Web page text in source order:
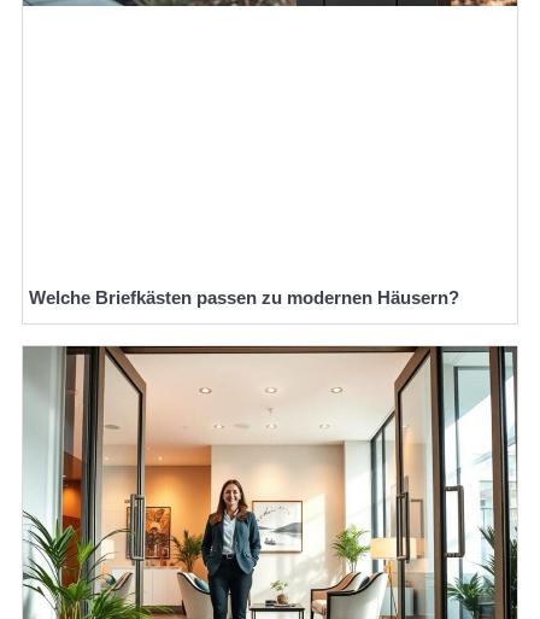
Welche Briefkästen passen zu modernen Häusern?